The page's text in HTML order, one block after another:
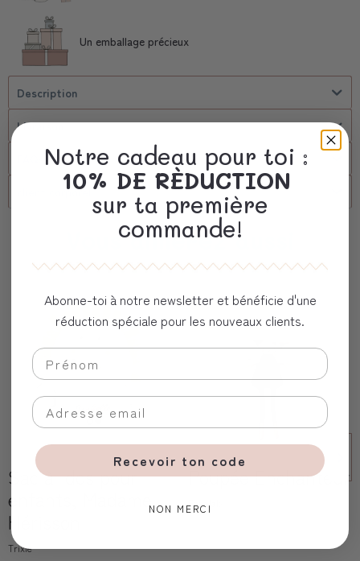
Un emballage précieux
Description
Livraison
client corporel
Vous aimerez aussi
Sac à dos pour
enfants, Madame
Hérisson
Trixie
Poupée Enchanteur
Fabelab
Notre cadeau pour toi :
10% DE RÈDUCTION
sur ta première
commande!
Abonne-toi à notre newsletter et bénéficie d'une
réduction spéciale pour les nouveaux clients.
Recevoir ton code
NON MERCI